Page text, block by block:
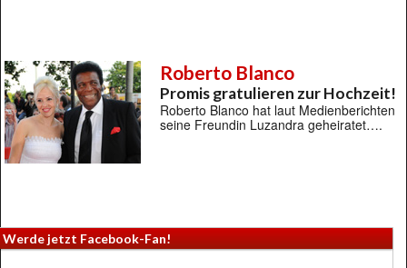
Roberto Blanco
Promis gratulieren zur Hochzeit!
Roberto Blanco hat laut Medienberichten
seine Freundin Luzandra geheiratet….
Werde jetzt Facebook-Fan!